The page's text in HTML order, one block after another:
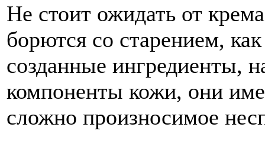
Не стоит ожидать от
борются со старением,
созданные ингредиенты,
компоненты кожи, они
сложно произносимое